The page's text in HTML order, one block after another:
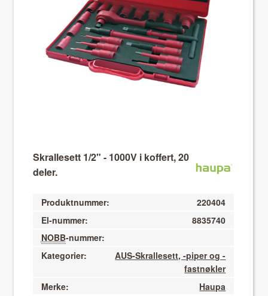
About VIX
Skrallesett 1/2" - 1000V i koffert, 20
deler.
Produktnummer:
220404
El-nummer:
8835740
NOBB-nummer:
Kategorier:
AUS-Skrallesett, -piper og -
fastnøkler
Merke:
Haupa